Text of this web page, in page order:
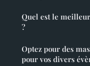
Quel est le
?
Optez pour des
pour vos divers